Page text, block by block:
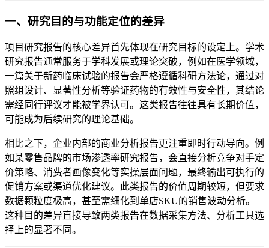
一、研究目的与功能定位的差异
项目研究报告的核心差异首先体现在研究目标的设定上。学术
研究报告通常服务于学科发展或理论突破，例如在医学领域，
一篇关于新药临床试验的报告会严格遵循科研方法论，通过对
照组设计、显著性分析等验证药物的有效性与安全性，其结论
需经同行评议才能被学界认可。这类报告往往具有长期价值，
可能成为后续研究的理论基础。
相比之下，企业内部的商业分析报告更注重即时行动导向。例
如某零售品牌的市场渗透率研究报告，会直接分析竞争对手定
价策略、消费者画像变化等实操层面问题，最终输出可执行的
促销方案或渠道优化建议。此类报告的价值周期较短，但要求
数据颗粒度极高，甚至需细化到单店SKU的销售波动分析。
这种目的差异直接导致两类报告在数据采集方法、分析工具选
择上的显著不同。